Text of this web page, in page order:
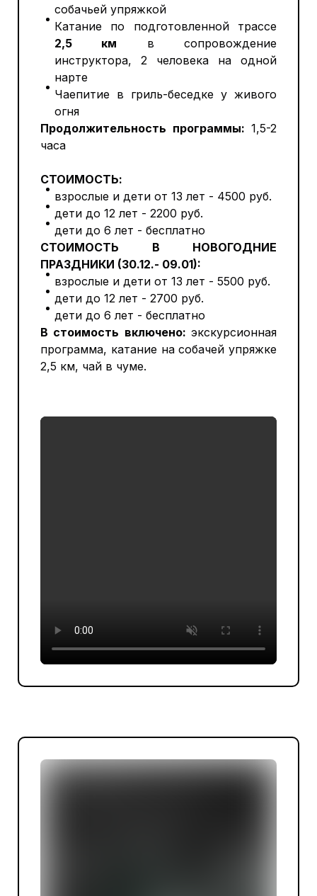
собачьей упряжкой
Катание по подготовленной трассе
2,5 км в сопровождение
инструктора, 2 человека на одной
нарте
Чаепитие в гриль-беседке у живого
огня
Продолжительность программы: 1,5-2
часа
СТОИМОСТЬ:
взрослые и дети от 13 лет - 4500 руб.
дети до 12 лет - 2200 руб.
дети до 6 лет - бесплатно
СТОИМОСТЬ В НОВОГОДНИЕ
ПРАЗДНИКИ (30.12.- 09.01):
взрослые и дети от 13 лет - 5500 руб.
дети до 12 лет - 2700 руб.
дети до 6 лет - бесплатно
В стоимость включено: экскурсионная
программа, катание на собачей упряжке
2,5 км, чай в чуме.